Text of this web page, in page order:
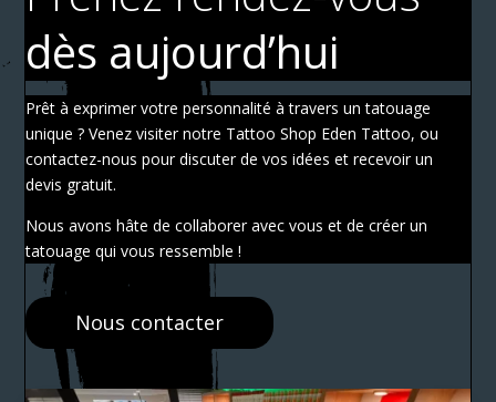
dès aujourd’hui
Prêt à exprimer votre personnalité à travers un tatouage
unique ? Venez visiter notre Tattoo Shop Eden Tattoo, ou
contactez-nous pour discuter de vos idées et recevoir un
devis gratuit.
Nous avons hâte de collaborer avec vous et de créer un
tatouage qui vous ressemble !
Nous contacter